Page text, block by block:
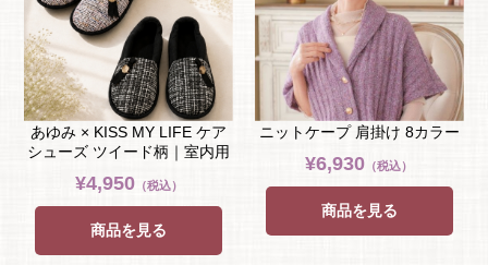
あゆみ × KISS MY LIFE ケア
シューズ ツイード柄｜室内用
¥4,950（税込）
商品を見る
ニットケープ 肩掛け 8カラー
¥6,930 （税込）
商品を見る